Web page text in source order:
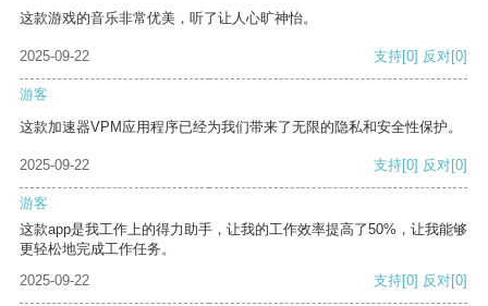
这款游戏的音乐非常优美，听了让人心旷神怡。
2025-09-22 支持[0] 反对[0]
游客
这款加速器VPM应用程序已经为我们带来了无限的隐私和安全性保护。
2025-09-22 支持[0] 反对[0]
游客
这款app是我工作上的得力助手，让我的工作效率提高了50%，让我能够
更轻松地完成工作任务。
2025-09-22
支持[0] 反对[0]